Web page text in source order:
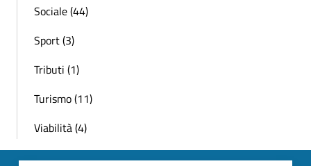
Sociale (44)
Sport (3)
Tributi (1)
Turismo (11)
Viabilità (4)